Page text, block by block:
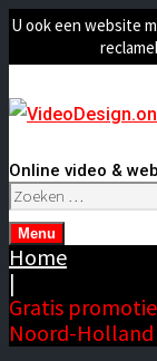
U ook een website
Online video &
Zoeken
naar:
Menu
Home
|
Gratis
Noord-Holland